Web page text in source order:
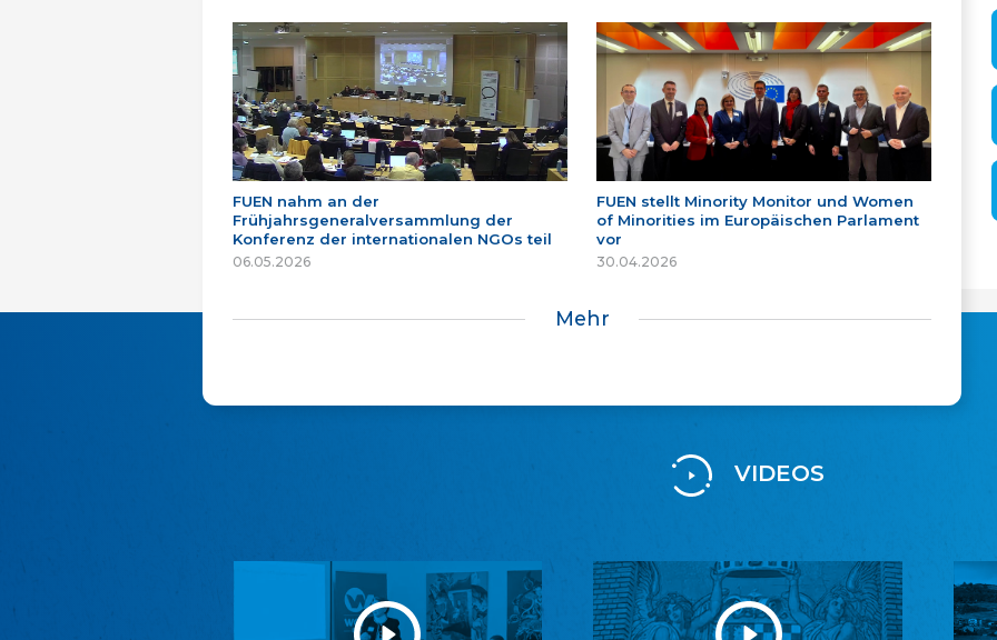
FUEN nahm an der
Frühjahrsgeneralversammlung der
Konferenz der internationalen NGOs teil
06.05.2026
FUEN stellt Minority Monitor und Women
of Minorities im Europäischen Parlament
vor
30.04.2026
Mehr
VIDEOS